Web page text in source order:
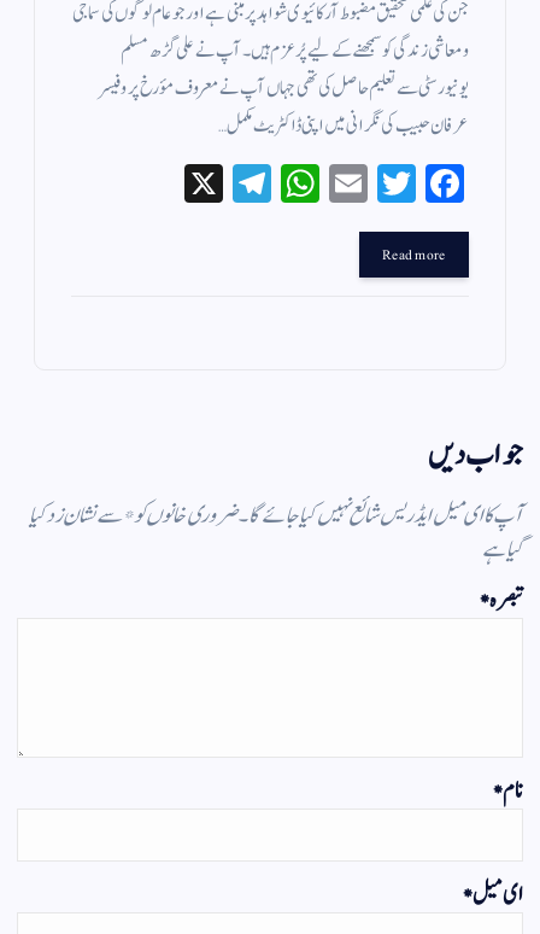
جن کی علمی تحقیق مضبوط آرکائیوی شواہد پر مبنی ہے اور جو عام لوگوں کی سماجی
و معاشی زندگی کو سمجھنے کے لیے پُرعزم ہیں۔ آپ نے علی گڑھ مسلم
یونیورسٹی سے تعلیم حاصل کی تھی جہاں آپ نے معروف مؤرخ پروفیسر
عرفان حبیب کی نگرانی میں اپنی ڈاکٹریٹ مکمل…
Fa
ce
bo
ok
T
wi
r
E
m
W
ha
Te
le
Read more
جواب دیں
آپ کا ای میل ایڈریس شائع نہیں کیا جائے گا۔ضروری خانوں کو*سے نشان زد کیا
گیا ہے
تبصرہ*
نام*
ای میل*